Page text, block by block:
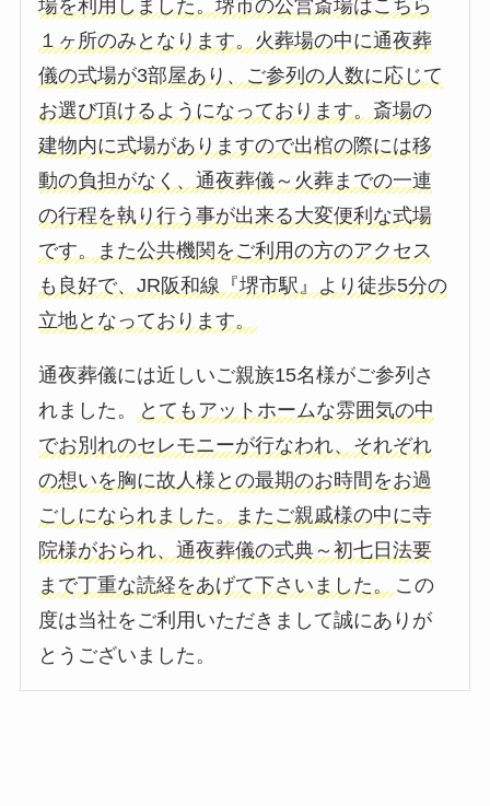
場を利用しました。堺市の公営斎場はこちら
１ヶ所のみとなります。火葬場の中に通夜葬
儀の式場が3部屋あり、ご参列の人数に応じて
お選び頂けるようになっております。斎場の
建物内に式場がありますので出棺の際には移
動の負担がなく、通夜葬儀～火葬までの一連
の行程を執り行う事が出来る大変便利な式場
です。また公共機関をご利用の方のアクセス
も良好で、JR阪和線『堺市駅』より徒歩5分の
立地となっております。
通夜葬儀には近しいご親族15名様がご参列さ
れました。
とてもアットホームな雰囲気の中
でお別れのセレモニーが行なわれ、それぞれ
の想いを胸に故人様との最期のお時間をお過
ごしになられました。またご親戚様の中に寺
院様がおられ、通夜葬儀の式典～初七日法要
まで丁重な読経をあげて下さいました。
この
度は当社をご利用いただきまして誠にありが
とうございました。